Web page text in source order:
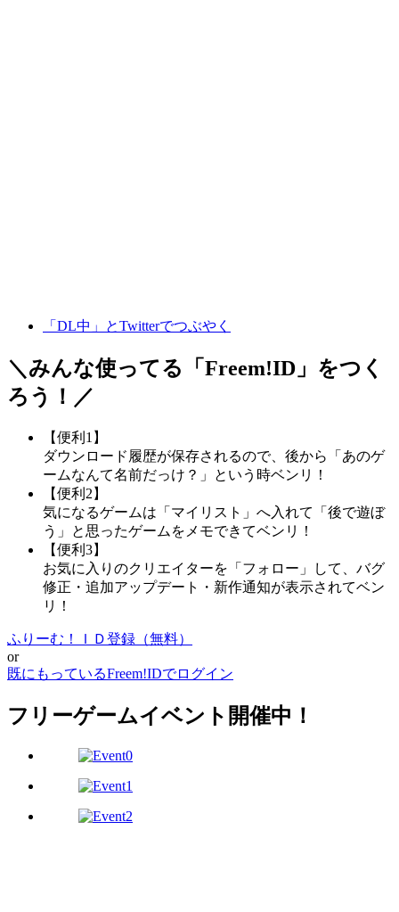
「DL中」とTwitterでつぶやく
＼みんな使ってる「 Freem!ID 」をつく
ろう！／
【便利1】
ダウンロード履歴が保存されるので、後から「あのゲ
ームなんて名前だっけ？」という時ベンリ！
【便利2】
気になるゲームは「マイリスト」へ入れて「後で遊ぼ
う」と思ったゲームをメモできてベンリ！
【便利3】
お気に入りのクリエイターを「フォロー」して、バグ
修正・追加アップデート・新作通知が表示されてベン
リ！
ふりーむ！ＩＤ登録（無料）
or
既にもっているFreem!IDでログイン
フリーゲームイベント開催中！